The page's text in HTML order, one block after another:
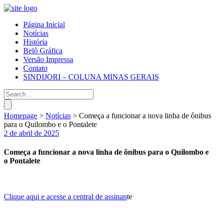
Página Inicial
Notícias
História
Belô Gráfica
Versão Impressa
Contato
SINDIJORI – COLUNA MINAS GERAIS
Homepage > Notícias > Começa a funcionar a nova linha de ônibus
para o Quilombo e o Pontalete
2 de abril de 2025
Começa a funcionar a nova linha de ônibus para o Quilombo e
o Pontalete
Clique aqui e acesse a central de assinante